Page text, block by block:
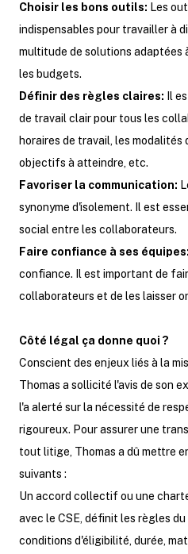
Choisir les bons outils: Les
indispensables pour travailler à
multitude de solutions adaptées
les budgets.
Définir des règles claires: Il
de travail clair pour tous les
horaires de travail, les modalités
objectifs à atteindre, etc.
Favoriser la communication:
synonyme d'isolement. Il est
social entre les collaborateurs.
Faire confiance à ses équipes:
confiance. Il est important de
collaborateurs et de les laisser
Côté légal ça donne quoi ?
Conscient des enjeux liés à la
Thomas a sollicité l'avis de son
l'a alerté sur la nécessité de
rigoureux. Pour assurer une
tout litige, Thomas a dû mettre
suivants :
Un accord collectif ou une
avec le CSE, définit les règles
conditions d'éligibilité, durée,